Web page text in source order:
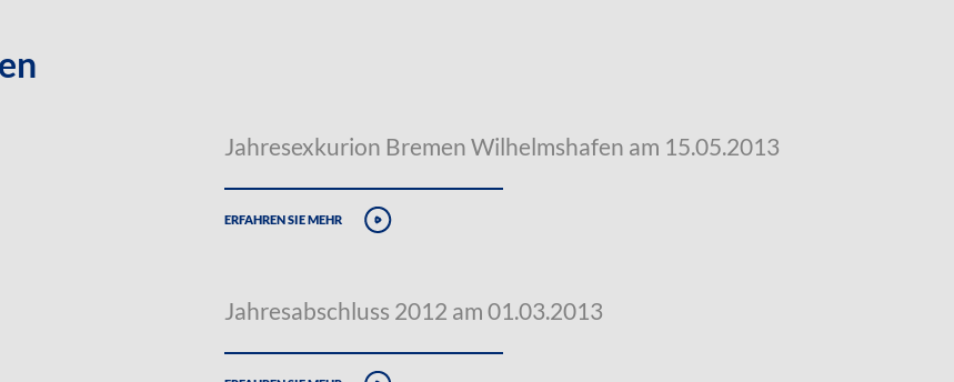
Jahresexkurion Bremen Wilhelmshafen am 15.05.2013
erfahren sie mehr
Jahresabschluss 2012 am 01.03.2013